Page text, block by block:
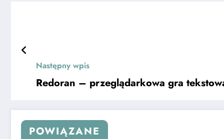
Następny wpis
Redoran – przeglądarkowa gra
POWIĄZANE